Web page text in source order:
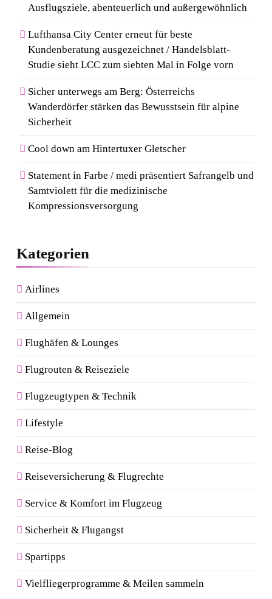
Ausflugsziele, abenteuerlich und außergewöhnlich
Lufthansa City Center erneut für beste
Kundenberatung ausgezeichnet / Handelsblatt-
Studie sieht LCC zum siebten Mal in Folge vorn
Sicher unterwegs am Berg: Österreichs
Wanderdörfer stärken das Bewusstsein für alpine
Sicherheit
Cool down am Hintertuxer Gletscher
Statement in Farbe / medi präsentiert Safrangelb und
Samtviolett für die medizinische
Kompressionsversorgung
Kategorien
Airlines
Allgemein
Flughäfen & Lounges
Flugrouten & Reiseziele
Flugzeugtypen & Technik
Lifestyle
Reise-Blog
Reiseversicherung & Flugrechte
Service & Komfort im Flugzeug
Sicherheit & Flugangst
Spartipps
Vielfliegerprogramme & Meilen sammeln